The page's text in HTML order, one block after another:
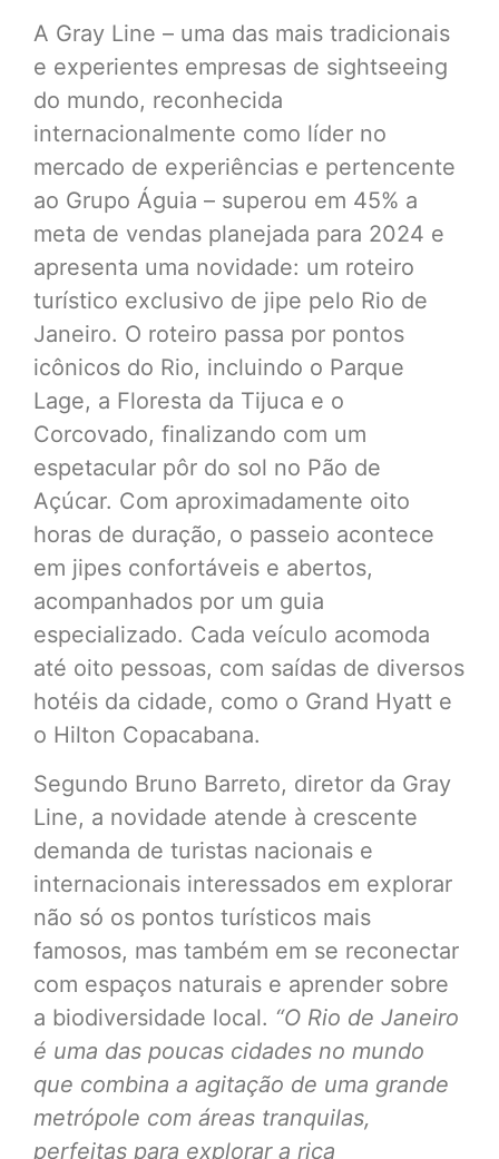
A Gray Line – uma das mais tradicionais
e experientes empresas de sightseeing
do mundo, reconhecida
internacionalmente como líder no
mercado de experiências e pertencente
ao Grupo Águia – superou em 45% a
meta de vendas planejada para 2024 e
apresenta uma novidade: um roteiro
turístico exclusivo de jipe pelo Rio de
Janeiro. O roteiro passa por pontos
icônicos do Rio, incluindo o Parque
Lage, a Floresta da Tijuca e o
Corcovado, finalizando com um
espetacular pôr do sol no Pão de
Açúcar. Com aproximadamente oito
horas de duração, o passeio acontece
em jipes confortáveis e abertos,
acompanhados por um guia
especializado. Cada veículo acomoda
até oito pessoas, com saídas de diversos
hotéis da cidade, como o Grand Hyatt e
o Hilton Copacabana.
Segundo Bruno Barreto, diretor da Gray
Line, a novidade atende à crescente
demanda de turistas nacionais e
internacionais interessados em explorar
não só os pontos turísticos mais
famosos, mas também em se reconectar
com espaços naturais e aprender sobre
a biodiversidade local. “O Rio de Janeiro
é uma das poucas cidades no mundo
que combina a agitação de uma grande
metrópole com áreas tranquilas,
perfeitas para explorar a rica